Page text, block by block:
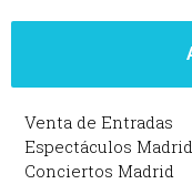
Venta de Entradas
Espectáculos Madrid
Conciertos Madrid